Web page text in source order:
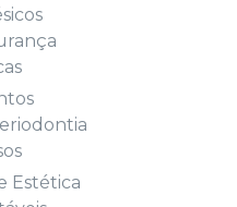
Estética